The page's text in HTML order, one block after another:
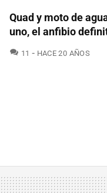
Quad y moto de
uno, el anfibio
11 COMENTARIOS
HACE 20 AÑOS